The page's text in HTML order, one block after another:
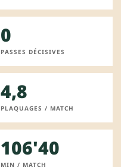
0
PASSES DÉCISIVES
4,8
PLAQUAGES / MATCH
106'40
MIN / MATCH